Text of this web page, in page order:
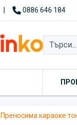
0886 646 184
Преносима караоке